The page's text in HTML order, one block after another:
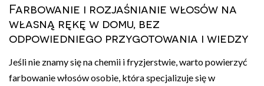
Farbowanie i rozjaśnianie włosów na
własną rękę w domu, bez
odpowiedniego przygotowania i wiedzy
Jeśli nie znamy się na chemii i fryzjerstwie, warto powierzyć
farbowanie włosów osobie, która specjalizuje się w